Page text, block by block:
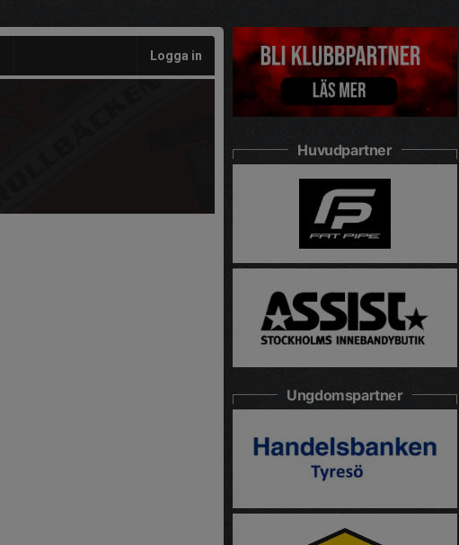
Logga in
Huvudpartner
Ungdomspartner